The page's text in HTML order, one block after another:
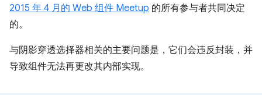
2015 年 4 月的 Web 组件 Meetup 的所有参与者共同决定
的。
与阴影穿透选择器相关的主要问题是，它们会违反封装，并
导致组件无法再更改其内部实现。